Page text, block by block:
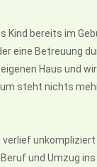
Kind bereits im
eine Betreuung
Haus und
steht nichts
unkompliziert
und Umzug